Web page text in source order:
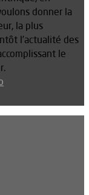
donner la
la plus
l’actualité des
le